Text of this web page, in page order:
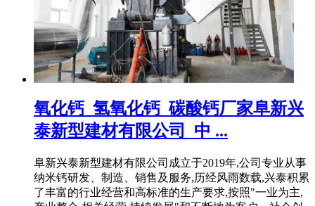
氧化钙_氢氧化钙_碳酸钙厂家阜新兴
泰新型建材有限公司_中 ...
阜新兴泰新型建材有限公司成立于2019年,公司专业从事
纳米钙研发、制造、销售及服务,历经风雨数载,兴泰积累
了丰富的行业经营和高标准的生产要求,按照"一业为主,